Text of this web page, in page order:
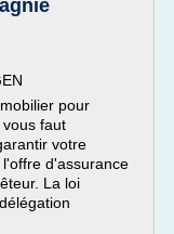
pour
faut
votre
d'assurance
La loi